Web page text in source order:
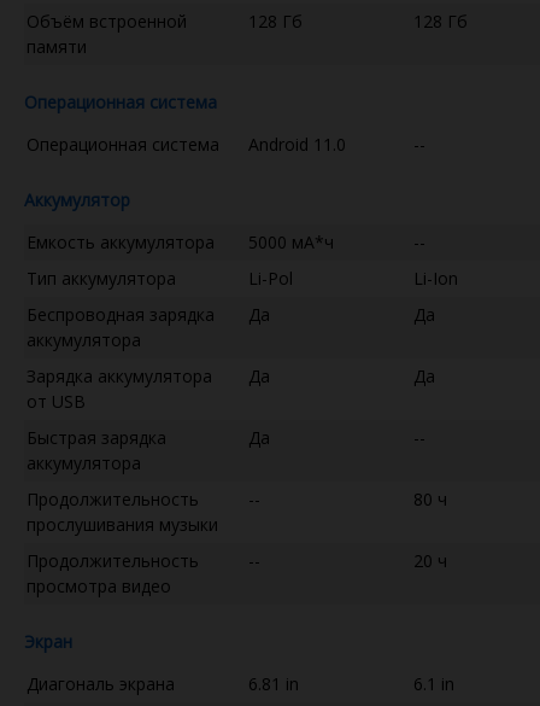
Объём встроенной
памяти
128 Гб 128 Гб
Операционная система
Операционная система
Android 11.0 --
Аккумулятор
Емкость аккумулятора
5000 мА*ч
--
Тип аккумулятора
Li-Pol
Li-Ion
Беспроводная зарядка
аккумулятора
Да Да
Зарядка аккумулятора
от USB
Да Да
Быстрая зарядка
аккумулятора
Да --
Продолжительность
прослушивания музыки
-- 80 ч
Продолжительность
просмотра видео
-- 20 ч
Экран
Диагональ экрана
6.81 in
6.1 in